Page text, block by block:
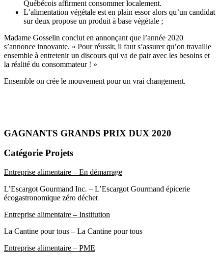
Québécois affirment consommer localement.
L’alimentation végétale est en plain essor alors qu’un candidat
sur deux propose un produit à base végétale ;
Madame Gosselin conclut en annonçant que l’année 2020
s’annonce innovante. « Pour réussir, il faut s’assurer qu’on travaille
ensemble à entretenir un discours qui va de pair avec les besoins et
la réalité du consommateur ! »
Ensemble on crée le mouvement pour un vrai changement.
GAGNANTS GRANDS PRIX DUX 2020
Catégorie Projets
Entreprise alimentaire – En démarrage
L’Escargot Gourmand Inc. – L’Escargot Gourmand épicerie
écogastronomique zéro déchet
Entreprise alimentaire – Institution
La Cantine pour tous – La Cantine pour tous
Entreprise alimentaire – PME